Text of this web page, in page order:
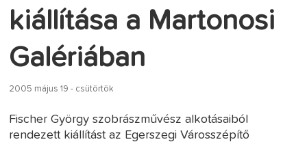
kiállítása a Martonosi
Galériában
2005 május 19 - csütörtök
Fischer György szobrászművész alkotásaiból
rendezett kiállítást az Egerszegi Városszépítő